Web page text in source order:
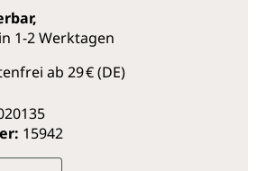
1-2 Werktagen
ab 29 € (DE)
15942